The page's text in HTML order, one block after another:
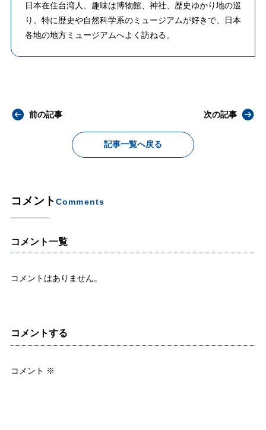
日本在住台湾人、趣味は博物館、神社、歴史ゆかり地の巡
り。特に歴史や自然科学系のミュージアムが好きで、日本
各地の地方ミュージアムへよく訪ねる。
前の記事
記事一覧へ戻る
次の記事
コメントComments
コメント一覧
コメントはありません。
コメントする
コメント ※